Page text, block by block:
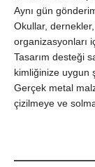
Aynı gün
Okullar,
organizasyonları
Tasarım desteği
kimliğinize uygun
Gerçek metal
çizilmeye ve